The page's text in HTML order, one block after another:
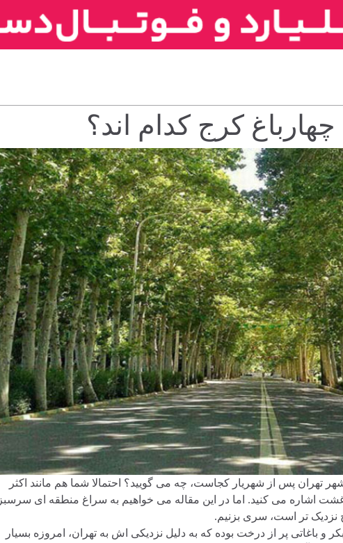
وبلاگ
کرج کدام اند؟
تهران پس از شهریار کجاست، چه می گویید؟ احتمالا شما هم مانند اکثر
اشاره می کنید. اما در این مقاله می خواهیم به سراغ منطقه ای سرسبز
نزدیک تر است، سری بزنیم.
و باغاتی پر از درخت بوده که به دلیل نزدیکی اش به تهران، امروزه بسیار